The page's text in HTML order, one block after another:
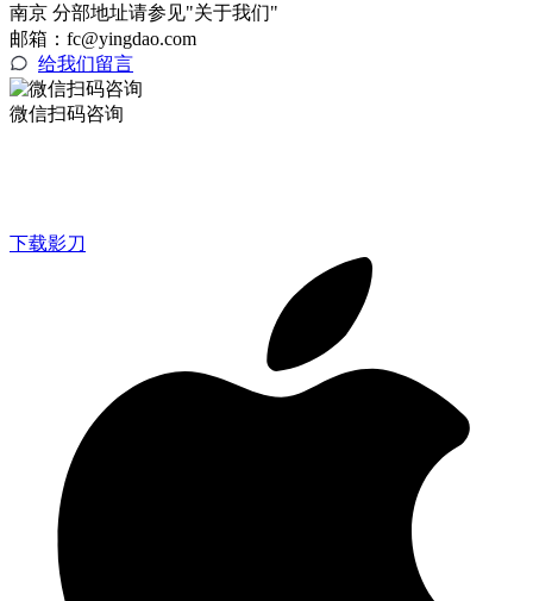
南京 分部地址请参见"关于我们"
邮箱：fc@yingdao.com
给我们留言
微信扫码咨询
下载影刀